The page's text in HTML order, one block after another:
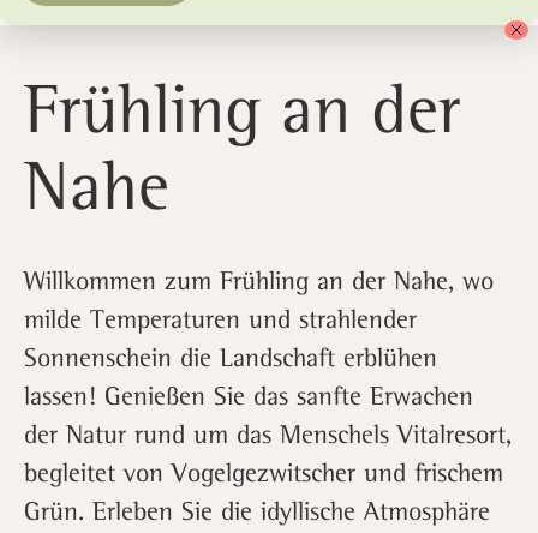
der Nahe
Frühling an der
Nahe
Willkommen zum Frühling an der Nahe, wo
milde Temperaturen und strahlender
Sonnenschein die Landschaft erblühen
lassen! Genießen Sie das sanfte Erwachen
der Natur rund um das Menschels Vitalresort,
begleitet von Vogelgezwitscher und frischem
Grün. Erleben Sie die idyllische Atmosphäre